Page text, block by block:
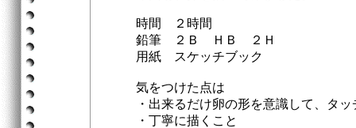
時間 ２時間
鉛筆 ２Ｂ ＨＢ ２Ｈ
用紙 スケッチブック
気をつけた点は
・出来るだけ卵の形を意識して、タ
・丁寧に描くこと